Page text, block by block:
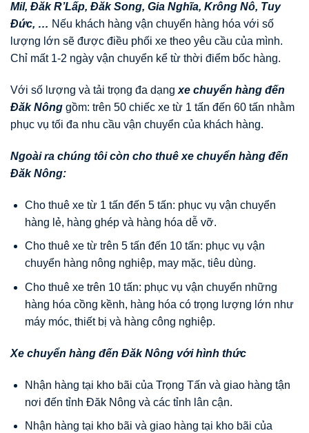
Mil, Đăk R’Lấp, Đăk Song, Gia Nghĩa, Krông Nô, Tuy
Đức, … Nếu khách hàng vận chuyển hàng hóa với số
lượng lớn sẽ được điều phối xe theo yêu cầu của mình.
Chỉ mất 1-2 ngày vận chuyển kể từ thời điểm bốc hàng.
Với số lượng và tải trọng đa dạng xe chuyển hàng đến
Đăk Nông gồm: trên 50 chiếc xe từ 1 tấn đến 60 tấn nhằm
phục vụ tối đa nhu cầu vận chuyển của khách hàng.
Ngoài ra chúng tôi còn cho thuê xe chuyển hàng đến
Đăk Nông:
Cho thuê xe từ 1 tấn đến 5 tấn: phục vụ vận chuyển
hàng lẻ, hàng ghép và hàng hóa dễ vỡ.
Cho thuê xe từ trên 5 tấn đến 10 tấn: phục vụ vận
chuyển hàng nông nghiệp, may mặc, tiêu dùng.
Cho thuê xe trên 10 tấn: phục vụ vận chuyển những
hàng hóa cồng kềnh, hàng hóa có trọng lượng lớn như
máy móc, thiết bị và hàng công nghiệp.
Xe chuyển hàng đến Đăk Nông với hình thức
Nhận hàng tại kho bãi của Trọng Tấn và giao hàng tận
nơi đến tỉnh Đăk Nông và các tỉnh lân cận.
Nhận hàng tại kho bãi và giao hàng tại kho bãi của